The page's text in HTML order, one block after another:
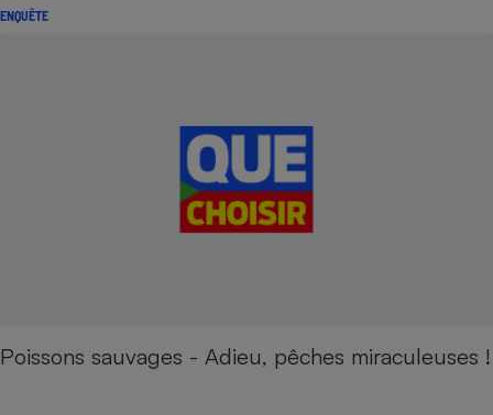
ENQUÊTE
Poissons sauvages - Adieu, pêches miraculeuses !